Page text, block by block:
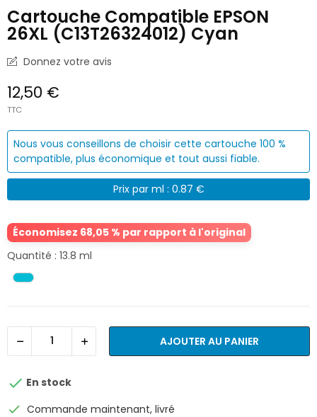
Cartouche Compatible EPSON
26XL (C13T26324012) Cyan
Donnez votre avis
12,50 €
TTC
Nous vous conseillons de choisir cette cartouche 100 %
compatible, plus économique et tout aussi fiable.
Prix par ml : 0.87 €
Économisez 68,05 % par rapport à l'original
Quantité : 13.8 ml
AJOUTER AU PANIER
 En stock
check Commande maintenant, livré